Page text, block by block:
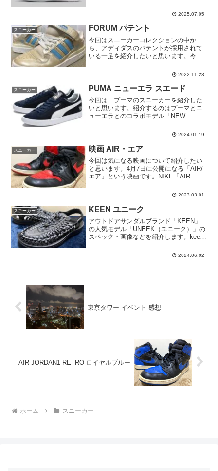
記念したモデルとしてリリースされる一
2025.07.05
スニーカー FORUM パテント
今回はスニーカーコレクションの中か
ら、アディダスのパテントが採用されて
いる一足を紹介したいと思います。今回
ラム ロー パテント）」です。2002年リ
思います。...
2022.11.23
スニーカー PUMA ニューエラ スエード
今回は、プーマのスニーカーを紹介した
いと思います。紹介するのはプーマとニ
ューエラとのコラボモデル「NEW
マ スエード）」というモデルです。NEW
2024.01.19
スニーカー 映画 AIR・エア
今回は気になる映画について紹介したい
と思います。4月7日に公開になる「AIR/
エア」という映画です。NIKE「AIR
です。あらすじは、1984年のナイキが、
の立て...
2023.03.01
スニーカー KEEN ユニーク
アウトドアサンダルブランド「KEEN」
の人気モデル「UNEEK（ユニーク）」の
スペック・画像などを紹介します。keen
ン。ブラックとグレーのコードを編み込
2024.06.02
東京タワー イベント 感想
AIR JORDAN1 RETRO ロイヤルブルー
ホーム スニーカー